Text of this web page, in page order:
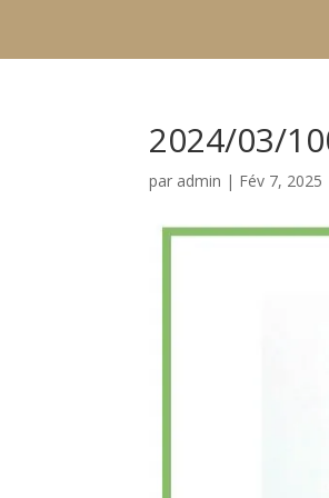
2024/03/
par admin | Fév 7, 2025